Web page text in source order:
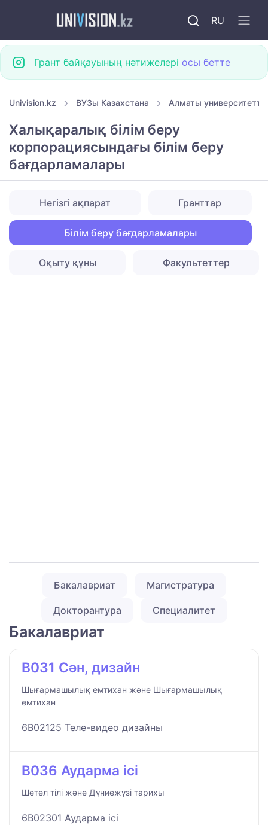
RU
Грант байқауының нәтижелері осы бетте
Univision.kz ВУЗы Казахстана Алматы
Халықаралық білім беру
корпорациясындағы білім беру
бағдарламалары
Негізгі ақпарат Гранттар
Білім беру бағдарламалары
Оқыту құны Факультеттер
Бакалавриат Магистратура
Докторантура Специалитет
Бакалавриат
B031 Сән, дизайн
Шығармашылық емтихан және Шығармашылық
емтихан
6B02125 Теле-видео дизайны
B036 Аударма ісі
Шетел тілі және Дүниежүзі тарихы
6B02301 Аударма ісі